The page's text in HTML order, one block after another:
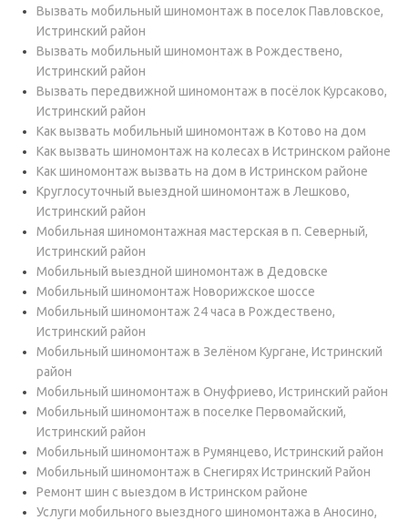
Вызвать мобильный шиномонтаж в поселок Павловское,
Истринский район
Вызвать мобильный шиномонтаж в Рождествено,
Истринский район
Вызвать передвижной шиномонтаж в посёлок Курсаково,
Истринский район
Как вызвать мобильный шиномонтаж в Котово на дом
Как вызвать шиномонтаж на колесах в Истринском районе
Как шиномонтаж вызвать на дом в Истринском районе
Круглосуточный выездной шиномонтаж в Лешково,
Истринский район
Мобильная шиномонтажная мастерская в п. Северный,
Истринский район
Мобильный выездной шиномонтаж в Дедовске
Мобильный шиномонтаж Новорижское шоссе
Мобильный шиномонтаж 24 часа в Рождествено,
Истринский район
Мобильный шиномонтаж в Зелёном Кургане, Истринский
район
Мобильный шиномонтаж в Онуфриево, Истринский район
Мобильный шиномонтаж в поселке Первомайский,
Истринский район
Мобильный шиномонтаж в Румянцево, Истринский район
Мобильный шиномонтаж в Снегирях Истринский Район
Ремонт шин с выездом в Истринском районе
Услуги мобильного выездного шиномонтажа в Аносино,